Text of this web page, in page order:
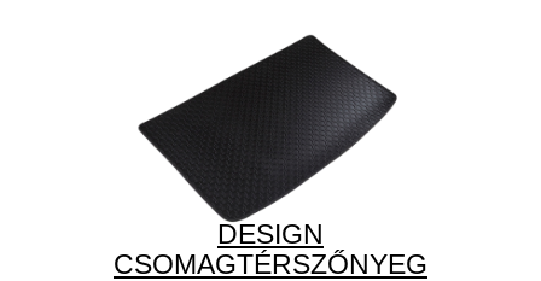
DESIGN
CSOMAGTÉRSZŐNYEG